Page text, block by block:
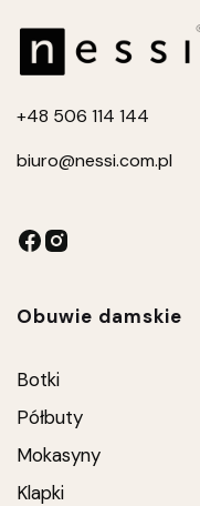
+48 506 114 144
biuro@nessi.com.pl
Linki w
Obuwie damskie
Botki
Półbuty
Mokasyny
Klapki